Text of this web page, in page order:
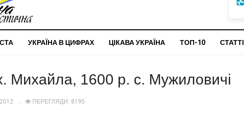
УКРАЇНА В ЦИФРАХ ЦІКАВА УКРАЇНА ТОП-10 СТАТТІ
Михайла, 1600 р. с. Мужиловичі
ПЕРЕГЛЯДИ: 8195